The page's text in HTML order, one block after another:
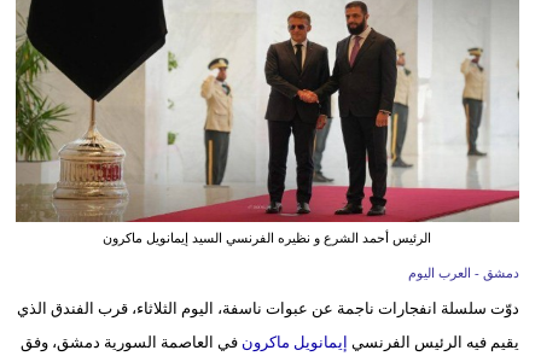
ديكور
أخبار
إعلام
تعليم
علوم
وتكنولوجيا
الرئيس أحمد الشرع و نظيره الفرنسي السيد إيمانويل ماكرون
دمشق - العرب اليوم
دوّت سلسلة انفجارات ناجمة عن عبوات ناسفة، اليوم الثلاثاء، قرب الفندق الذي
يقيم فيه الرئيس الفرنسي إيمانويل ماكرون في العاصمة السورية دمشق، وفق